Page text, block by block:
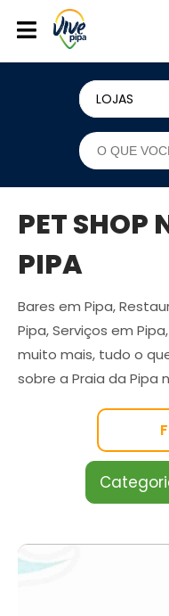
LOJAS
PET SHOP
PIPA
Bares em Pipa,
Pipa, Serviços em
muito mais, tudo o
sobre a Praia da Pipa